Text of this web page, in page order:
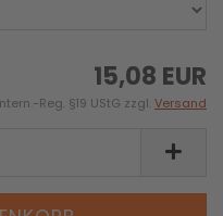
15,08 EUR
Reg. §19 UStG zzgl. Versand